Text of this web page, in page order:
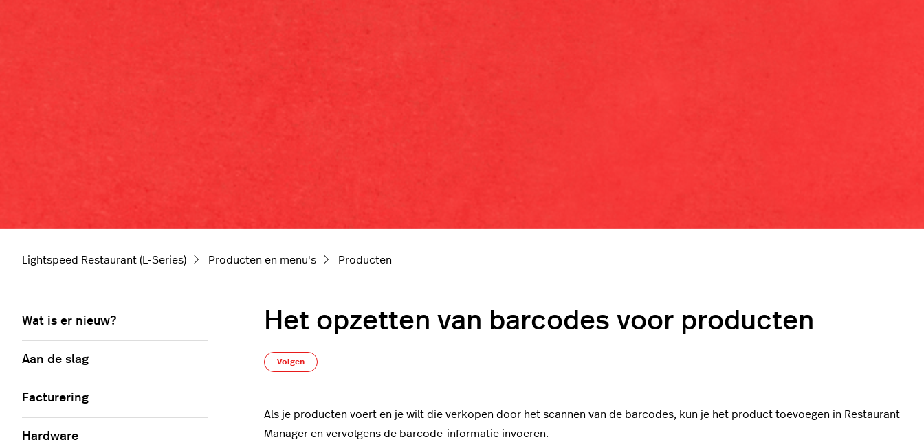
Lightspeed Restaurant (L-Series) Producten en menu's Producten
Het opzetten van barcodes voor producten
Volgen
Als je producten voert en je wilt die verkopen door het scannen van de barcodes, kun je het product toevoegen in Restaurant
Manager en vervolgens de barcode-informatie invoeren.
Wat is er nieuw?
Aan de slag
Facturering
Hardware